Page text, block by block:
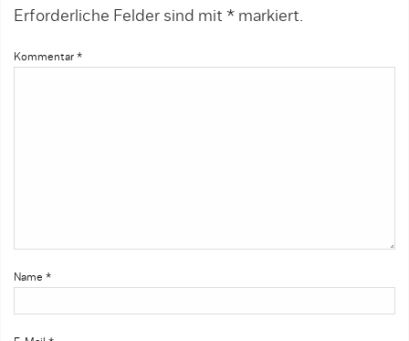
Erforderliche Felder sind mit * markiert.
Kommentar *
Name *